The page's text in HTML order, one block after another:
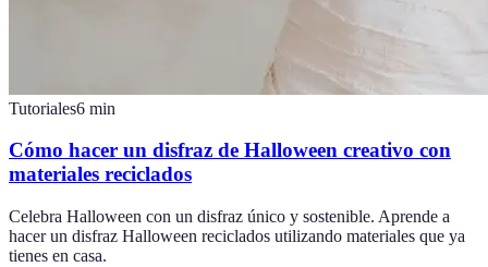
Tutoriales6 min
Cómo hacer un disfraz de Halloween creativo con
materiales reciclados
Celebra Halloween con un disfraz único y sostenible. Aprende a
hacer un disfraz Halloween reciclados utilizando materiales que ya
tienes en casa.